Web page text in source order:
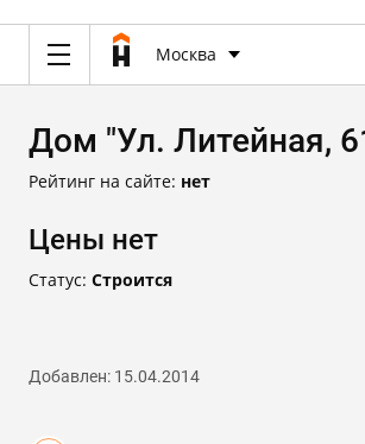
Москва
Дом "Ул. Литейная,
Рейтинг на сайте: нет
Цены нет
Статус: Строится
Добавлен: 15.04.2014